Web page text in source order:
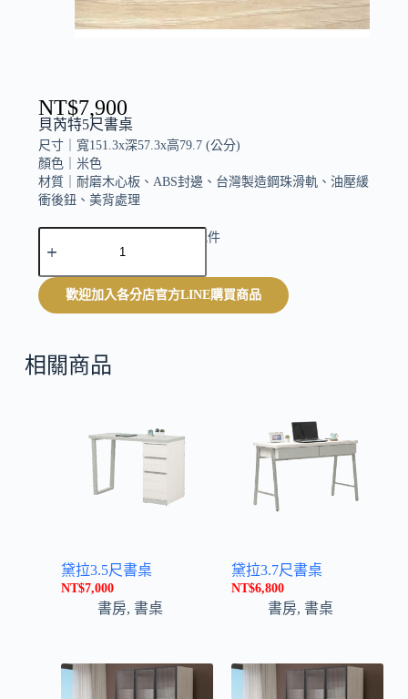
貝芮特5尺書桌
NT$7,900
尺寸｜ 寬151.3x深57.3x高79.7 (公分)
顏色｜ 米色
材質｜ 耐磨木心板、ABS封邊、台灣製造鋼珠滑軌、油壓緩
衝後鈕、美背處理
附USB插座 . 側邊黑鐵配件
e
r
n
歡迎加入各分店官方LINE購買商品
相關商品
黛拉3.5尺書桌
NT$7,000
書房, 書桌
黛拉3.7尺書桌
NT$6,800
書房, 書桌